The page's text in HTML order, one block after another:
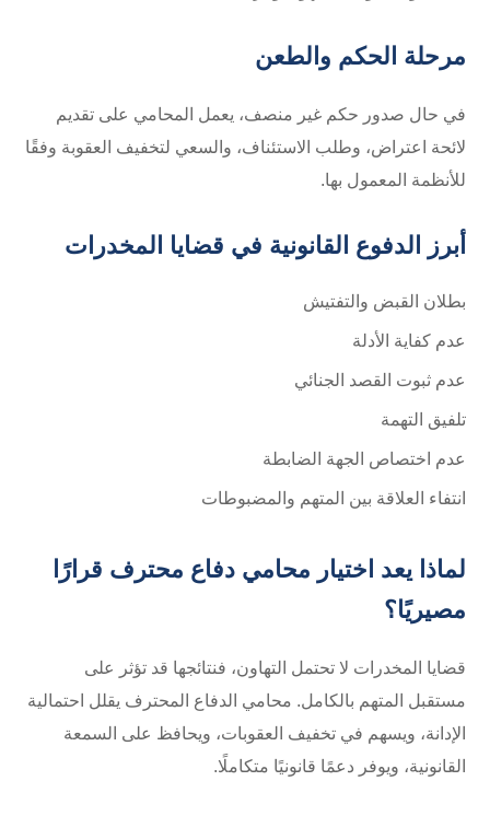
مرحلة الحكم والطعن
في حال صدور حكم غير منصف، يعمل المحامي على تقديم
لائحة اعتراض، وطلب الاستئناف، والسعي لتخفيف العقوبة وفقًا
للأنظمة المعمول بها.
أبرز الدفوع القانونية في قضايا المخدرات
بطلان القبض والتفتيش
عدم كفاية الأدلة
عدم ثبوت القصد الجنائي
تلفيق التهمة
عدم اختصاص الجهة الضابطة
انتفاء العلاقة بين المتهم والمضبوطات
لماذا يعد اختيار محامي دفاع محترف قرارًا
مصيريًا؟
قضايا المخدرات لا تحتمل التهاون، فنتائجها قد تؤثر على
مستقبل المتهم بالكامل. محامي الدفاع المحترف يقلل احتمالية
الإدانة، ويسهم في تخفيف العقوبات، ويحافظ على السمعة
القانونية، ويوفر دعمًا قانونيًا متكاملًا.